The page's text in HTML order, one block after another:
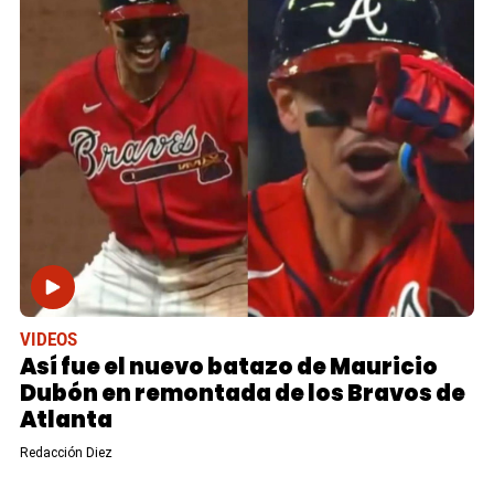
VIDEOS
Así fue el nuevo batazo de Mauricio
Dubón en remontada de los Bravos de
Atlanta
Redacción Diez